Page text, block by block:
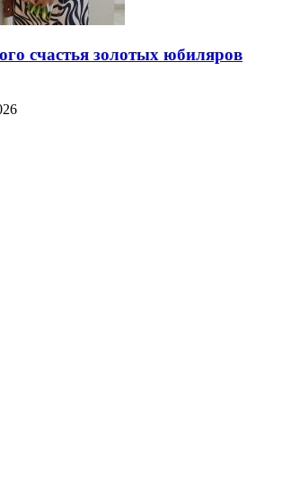
счастья золотых юбиляров